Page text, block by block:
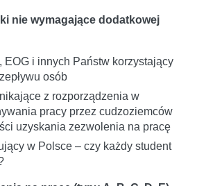
nie wymagające dodatkowej
EOG i innych Państw korzystający
osób
z rozporządzenia w
pracy przez cudzoziemców
uzyskania zezwolenia na pracę
w Polsce – czy każdy student